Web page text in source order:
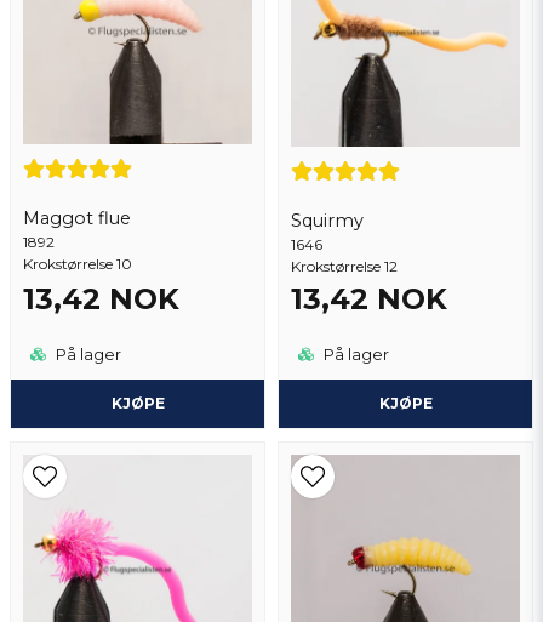
Maggot flue
1892
Krokstørrelse 10
13,42 NOK
På lager
KJØPE
Squirmy
1646
Krokstørrelse 12
13,42 NOK
På lager
KJØPE
Ja, du kan publisere spørsmålet mitt
Send spørsmål